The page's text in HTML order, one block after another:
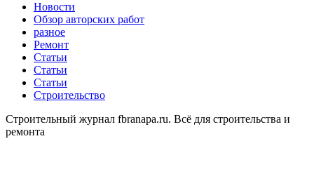
Новости
Обзор авторских работ
разное
Ремонт
Статьи
Статьи
Статьи
Строительство
Строительный журнал fbranapa.ru. Всё для строительства и
ремонта